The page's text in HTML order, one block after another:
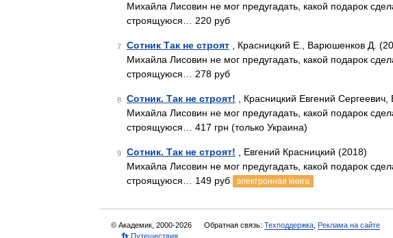
Михайла Лисовин не мог предугадать, какой подарок
строящуюся… 220 руб
7 Сотник Так не строят , Красницкий Е., Варюшенков Д.
Михайла Лисовин не мог предугадать, какой подарок
строящуюся… 278 руб
8 Сотник. Так не строят! , Красницкий Евгений
Михайла Лисовин не мог предугадать, какой подарок
строящуюся… 417 грн (только Украина)
9 Сотник. Так не строят! , Евгений Красницкий (2018)
Михайла Лисовин не мог предугадать, какой подарок
строящуюся… 149 руб
электронная книга
© Академик, 2000-2026 Обратная связь: Техподдержка Реклама на сайте
👣 Путешествия